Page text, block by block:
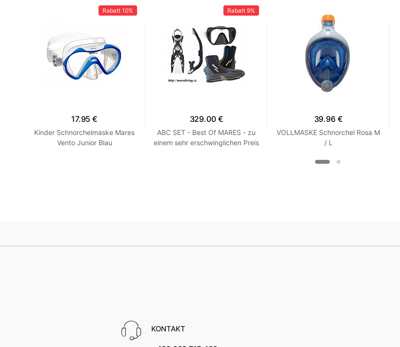
Rabatt 10%
17.95 €
Kinder Schnorchelmaske Mares
Vento Junior Blau
Rabatt 9%
329.00 €
ABC SET - Best Of MARES - zu
einem sehr erschwinglichen Preis
39.96 €
VOLLMASKE Schnorchel Rosa M
/ L
KONTAKT